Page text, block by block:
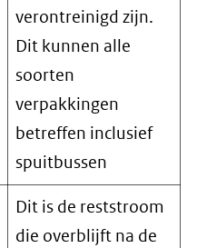
verontreinigd zijn.
Dit kunnen alle
soorten
verpakkingen
betreffen inclusief
spuitbussen
Dit is de reststroom
die overblijft na de